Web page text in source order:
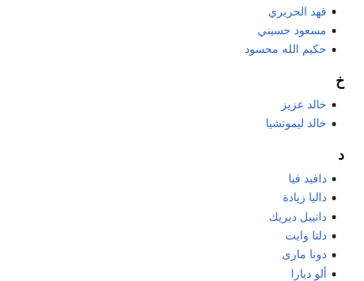
فهد الحريري
مسعود حسيني
حكيم الله محسود
خ
خالد عزيز
خالد ليموتشيا
د
دافيد فيا
داليا زيادة
دانييل ديريك
دلتا وايت
دونا مارى
ألو ديارا